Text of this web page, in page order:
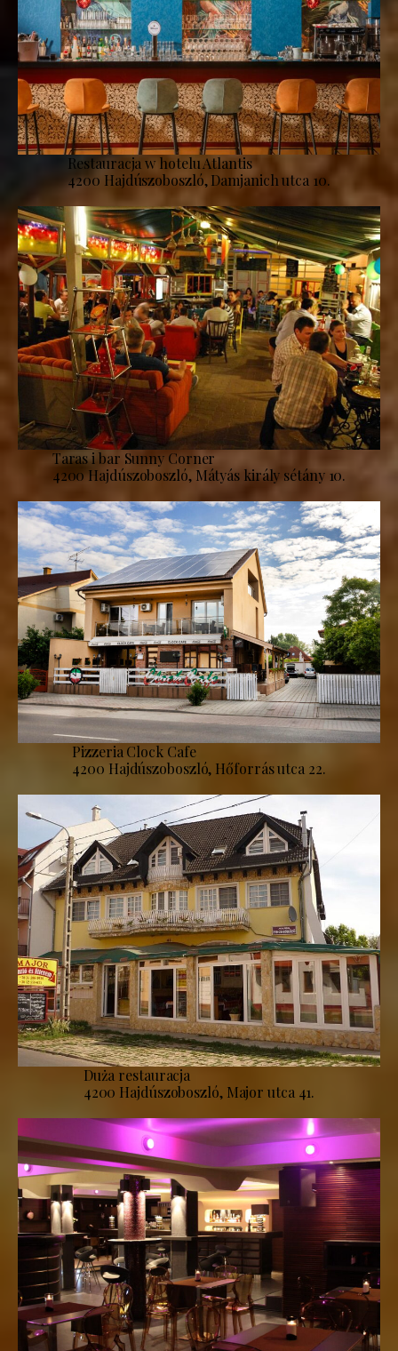
Restauracja w hotelu Atlantis
4200 Hajdúszoboszló, Damjanich utca 10.
Taras i bar Sunny Corner
4200 Hajdúszoboszló, Mátyás király sétány 10.
Pizzeria Clock Cafe
4200 Hajdúszoboszló, Hőforrás utca 22.
Duża restauracja
4200 Hajdúszoboszló, Major utca 41.